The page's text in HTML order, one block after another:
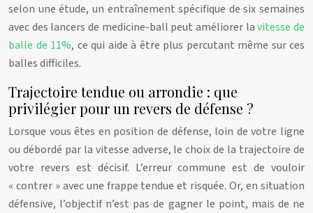
selon une étude, un entraînement spécifique de six semaines
avec des lancers de medicine-ball peut améliorer lavitesse de
balle de 11%, ce qui aide à être plus percutant même sur ces
balles difficiles.
Trajectoire tendue ou arrondie : que
privilégier pour un revers de défense ?
Lorsque vous êtes en position de défense, loin de votre ligne
ou débordé par la vitesse adverse, le choix de la trajectoire de
votre revers est décisif. L’erreur commune est de vouloir
« contrer » avec une frappe tendue et risquée. Or, en situation
défensive, l’objectif n’est pas de gagner le point, mais de ne